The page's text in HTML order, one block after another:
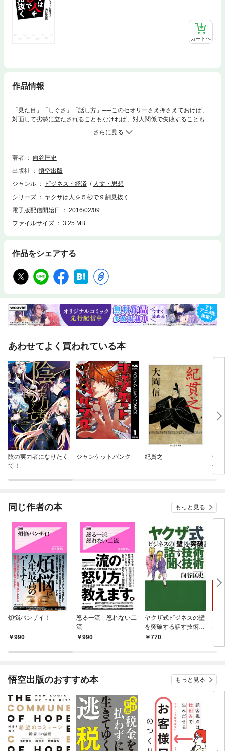
カートへ
作品情報
「見た目」「しぐさ」「話し方」──このセオリーさえ押さえておけば、
対面して劣勢に立たされることもなければ、対人関係で失敗することもな
い。ヤクザから、ホスト、ホステス、政治家、ジャーナリスト、トップ営
業マンなど、“対人関係のプロ”たちを取材してきた著者が書いた「人を見
抜き、評価を上げる技術」。「初対面で失敗しやすい人」「１対１に弱い
人」「人慣れしていない人」「対面かけひきで優位に立てない人」「なぜ
……、こんな人が読むと効果てきめんです！
著者
向谷匡史
出版社
悟空出版
ジャンル
ビジネス・経済
人文・思想
シリーズ
ヤクザは人を５秒で９割見抜く
電子版配信開始日
2016/02/09
ファイルサイズ
3.25 MB
作品をシェアする
あわせてよく買われている本
陰の実力者になりたく
て！
ジャンケットバンク 紀貫之
安
全
同じ作者の本 もっと見る
煩悩バンザイ！
990
怒る一流 怒れない二
流
990
ヤクザ式ビジネスの壁
を突破する話す技術聞
く技術
770
悟空出版のおすすめ本 もっと見る